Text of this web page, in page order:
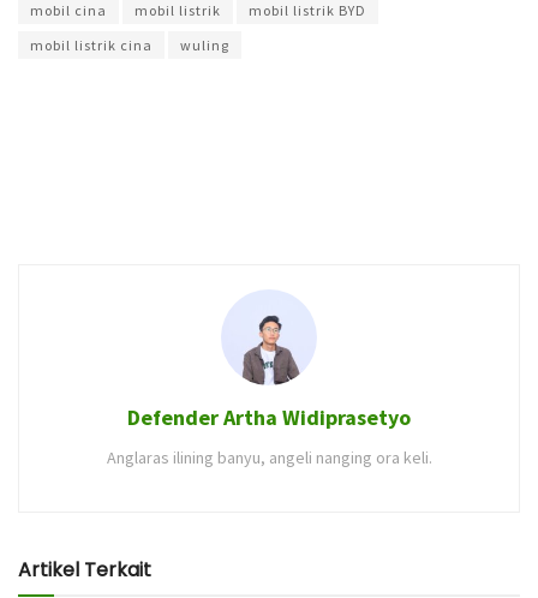
mobil cina
mobil listrik
mobil listrik BYD
mobil listrik cina
wuling
Defender Artha Widiprasetyo
Anglaras ilining banyu, angeli nanging ora keli.
Artikel Terkait